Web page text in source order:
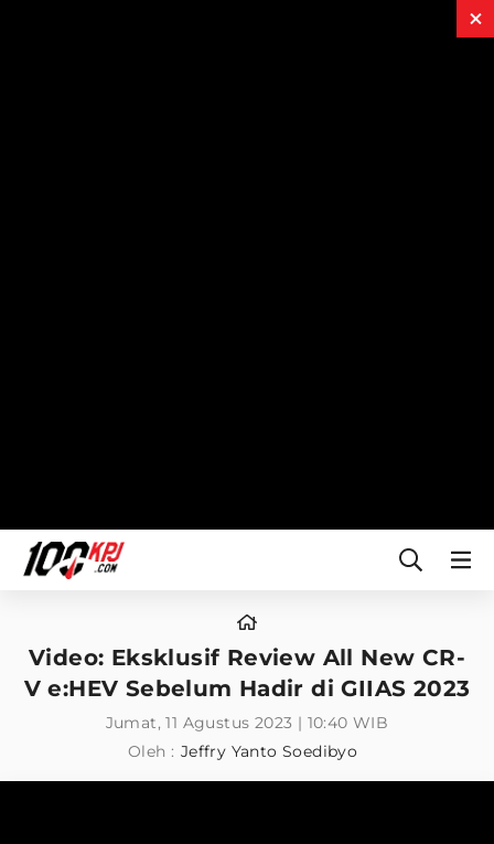
Video: Eksklusif Review All New CR-
V e:HEV Sebelum Hadir di GIIAS 2023
Jumat, 11 Agustus 2023 | 10:40 WIB
Oleh : Jeffry Yanto Soedibyo